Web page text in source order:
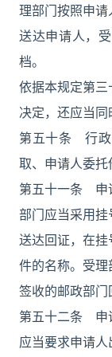
理部门按照申请
送达申请人，
档。
依据本规定第
决定，还应当同
第五十条 行政
取、申请人委托
第五十一条 申
部门应当采用
送达回证，在
件的名称。受
签收的邮政部门
第五十二条 申
应当要求申请